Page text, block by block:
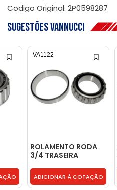
Codigo Original: 2P0598287
Sugestões Vannucci
ROLAMENTO RODA
3/4 TRASEIRA
DIFERENCIAL DANA -
2TA598319
ADICIONAR À COTAÇÃO
VA1122